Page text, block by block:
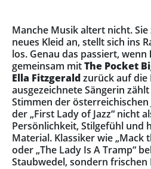
Manche Musik altert nicht.
neues Kleid an, stellt sich ins
los. Genau das passiert, wenn
gemeinsam mitThe Pocket
Ella Fitzgeraldzurück auf die
ausgezeichnete Sängerin
Stimmen der österreichischen
der „First Lady of Jazz“ nicht
Persönlichkeit, Stilgefühl und
Material. Klassiker wie „Mack
oder „The Lady Is A Tramp“
Staubwedel, sondern frischen